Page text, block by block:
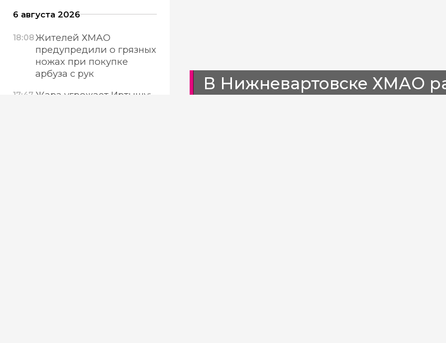
В Нижневартовске ХМАО
6 августа 2026
18:08Жителей ХМАО
предупредили о грязных
ножах при покупке
арбуза с рук
17:47 Жара угрожает Иртышу: